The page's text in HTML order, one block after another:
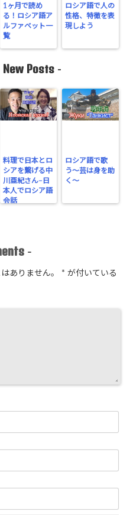
1ヶ月で読め
る！ロシア語ア
ルファベット一
覧
ロシア語で人の
性格、特徴を表
現しよう
New Posts -
料理で日本とロ
シアを繋げる中
川亜紀さん−日
本人でロシア語
会話
ロシア語で歌
う〜芸は身を助
く〜
-
ありません。 * が付いている